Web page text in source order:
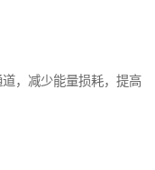
，减少能量损耗，提高